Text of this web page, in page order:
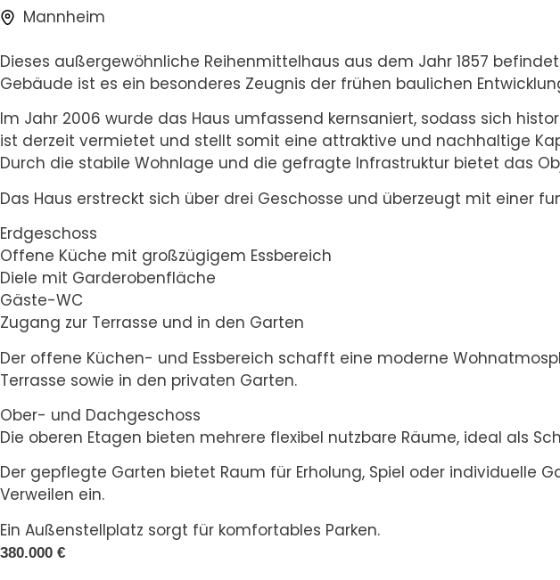
Mannheim
Dieses außergewöhnliche Reihenmittelhaus aus dem Jahr 1857
Gebäude ist es ein besonderes Zeugnis der frühen baulichen
Im Jahr 2006 wurde das Haus umfassend kernsaniert, sodass sich
ist derzeit vermietet und stellt somit eine attraktive und nachhaltige
Durch die stabile Wohnlage und die gefragte Infrastruktur bietet das
Das Haus erstreckt sich über drei Geschosse und überzeugt mit einer
Erdgeschoss
Offene Küche mit großzügigem Essbereich
Diele mit Garderobenfläche
Gäste-WC
Zugang zur Terrasse und in den Garten
Der offene Küchen- und Essbereich schafft eine moderne
Terrasse sowie in den privaten Garten.
Ober- und Dachgeschoss
Die oberen Etagen bieten mehrere flexibel nutzbare Räume, ideal als
Der gepflegte Garten bietet Raum für Erholung, Spiel oder individuelle
Verweilen ein.
Ein Außenstellplatz sorgt für komfortables Parken.
380.000 €